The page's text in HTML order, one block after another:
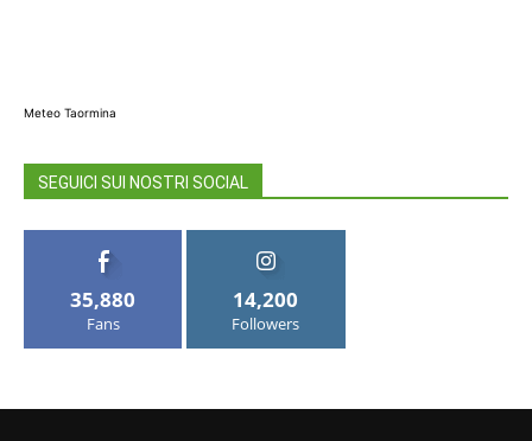
Meteo Taormina
SEGUICI SUI NOSTRI SOCIAL
35,880
Fans
14,200
Followers